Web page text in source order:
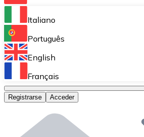
Bitnovo Ramp
Integra nuestra solución en tu
Bitnovo Giftcards
Bitnovo OTC
Bitnovo ATM
Italiano
Português
English
Français
Registrarse Acceder